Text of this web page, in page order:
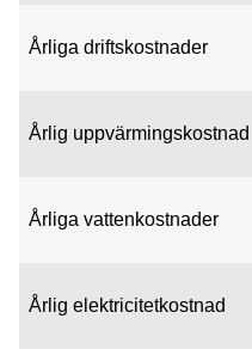
Årliga driftskostnader
Årlig uppvärmingskostnad
Årliga vattenkostnader
Årlig elektricitetkostnad